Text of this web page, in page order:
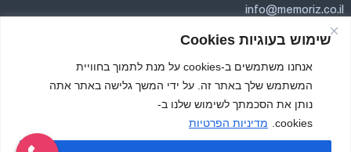
שימוש בעוגיות Cookies
אנחנו משתמשים ב-cookies על מנת לתמוך בחוויית
המשתמש שלך באתר זה. על ידי המשך גלישה באתר אתה
נותן את הסכמתך לשימוש שלנו ב-
cookies.
מדיניות הפרטיות
info@memoriz.co.il
איסוף והחזרה בכל הארץ.
משלוחים בפריסה ארצית